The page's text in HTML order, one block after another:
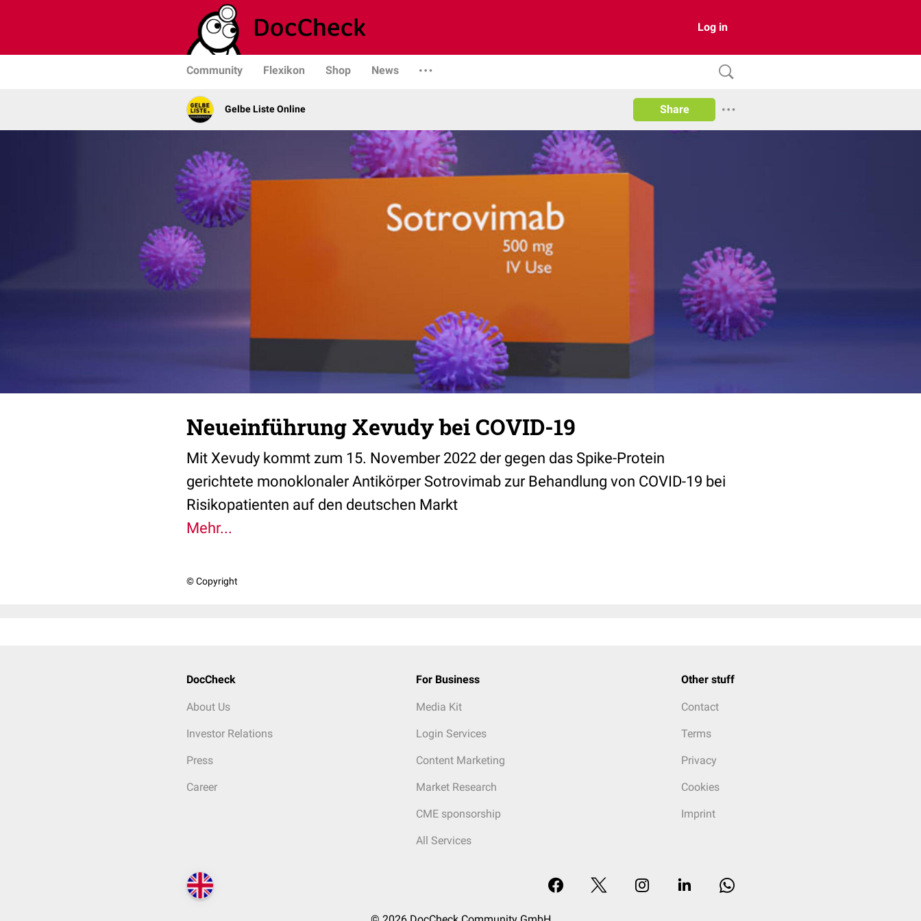
Log in
Community Flexikon Shop News
Gelbe Liste Online Share
Neueinführung Xevudy bei COVID-19
Mit Xevudy kommt zum 15. November 2022 der gegen das Spike-Protein
gerichtete monoklonaler Antikörper Sotrovimab zur Behandlung von COVID-19 bei
Risikopatienten auf den deutschen Markt
Mehr...
© Copyright
DocCheck
About Us
Investor Relations
Press
Career
For Business
Media Kit
Login Services
Content Marketing
Market Research
CME sponsorship
All Services
Other stuff
Contact
Terms
Privacy
Cookies
Imprint